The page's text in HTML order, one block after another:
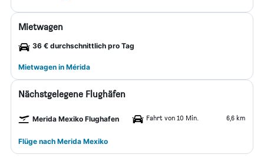
Mietwagen
36 € durchschnittlich pro Tag
Mietwagen in Mérida
Nächstgelegene Flughäfen
Merida Mexiko Flughafen Fahrt von 10 Min. 6,6 km
Flüge nach Merida Mexiko